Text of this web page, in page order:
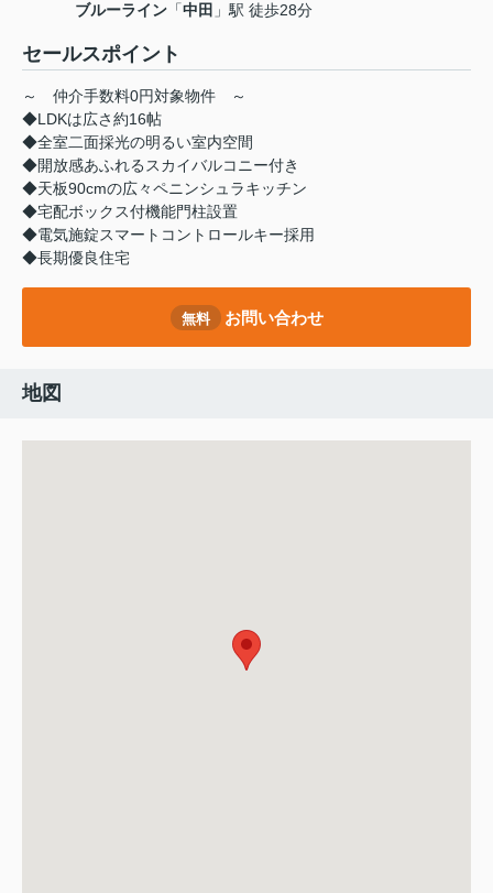
ブルーライン 「中田 」駅 徒歩28分
セールスポイント
～ 仲介手数料0円対象物件 ～
◆LDKは広さ約16帖
◆全室二面採光の明るい室内空間
◆開放感あふれるスカイバルコニー付き
◆天板90cmの広々ペニンシュラキッチン
◆宅配ボックス付機能門柱設置
◆電気施錠スマートコントロールキー採用
◆長期優良住宅
無料 お問い合わせ
地図